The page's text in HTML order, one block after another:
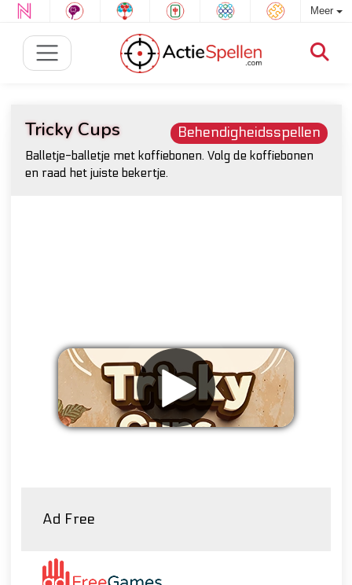
Meer
Behendigheidsspellen
Tricky Cups
Balletje-balletje met koffiebonen. Volg de koffiebonen
en raad het juiste bekertje.
Ad Free